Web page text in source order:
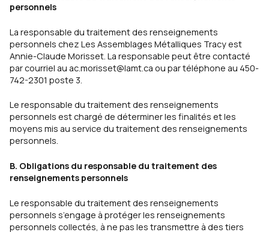
personnels
La responsable du traitement des renseignements
personnels chez Les Assemblages Métalliques Tracy est
Annie-Claude Morisset. La responsable peut être contacté
par courriel au ac.morisset@lamt.ca ou par téléphone au 450-
742-2301 poste 3.
Le responsable du traitement des renseignements
personnels est chargé de déterminer les finalités et les
moyens mis au service du traitement des renseignements
personnels.
B. Obligations du responsable du traitement des
renseignements personnels
Le responsable du traitement des renseignements
personnels s’engage à protéger les renseignements
personnels collectés, à ne pas les transmettre à des tiers